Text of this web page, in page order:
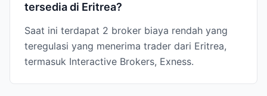
tersedia di Eritrea?
Saat ini terdapat 2 broker biaya rendah yang
teregulasi yang menerima trader dari Eritrea,
termasuk Interactive Brokers, Exness.